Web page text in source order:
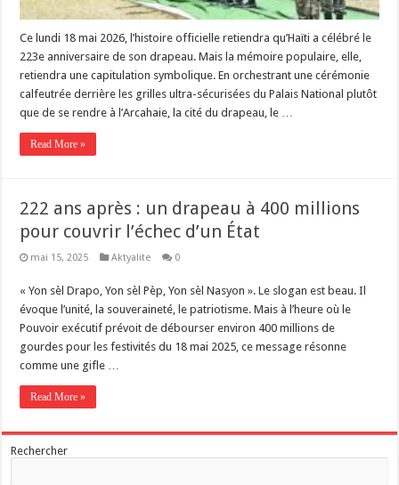
Ce lundi 18 mai 2026, l’histoire officielle retiendra qu’Haïti a célébré le
223e anniversaire de son drapeau. Mais la mémoire populaire, elle,
retiendra une capitulation symbolique. En orchestrant une cérémonie
calfeutrée derrière les grilles ultra-sécurisées du Palais National plutôt
que de se rendre à l’Arcahaie, la cité du drapeau, le …
Read More »
222 ans après : un drapeau à 400 millions
pour couvrir l’échec d’un État
mai 15, 2025 Aktyalite 0
« Yon sèl Drapo, Yon sèl Pèp, Yon sèl Nasyon ». Le slogan est beau. Il
évoque l’unité, la souveraineté, le patriotisme. Mais à l’heure où le
Pouvoir exécutif prévoit de débourser environ 400 millions de
gourdes pour les festivités du 18 mai 2025, ce message résonne
comme une gifle …
Read More »
Rechercher